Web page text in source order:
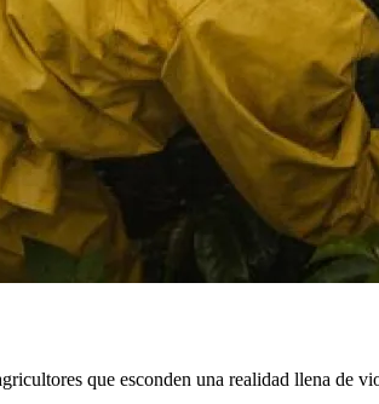
que esconden una realidad llena de